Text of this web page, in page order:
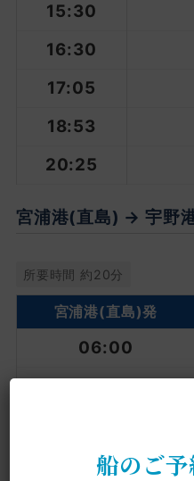
15:30
16:30
17:05
18:53
20:25
宮浦港(直島) → 宇野
所要時間 約20分
宮浦港(直島)発
06:00
08:52
船のご